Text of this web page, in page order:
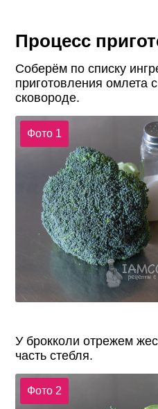
Процесс
Соберём по списку
приготовления омлета
сковороде.
Фото 1
У брокколи отрежем
часть стебля.
Фото 2